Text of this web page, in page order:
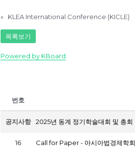
« KLEA International Conference (KICLE)
목록보기
Powered by KBoard
번호
공지사항 2025년 동계 정기학술대회 및 총회
16 Call for Paper - 아시아법경제학회